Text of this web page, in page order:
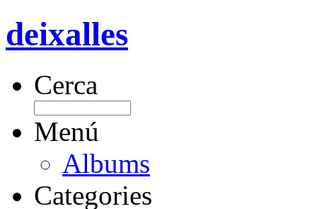
deixalles
Cerca
Menú
Albums
Categories